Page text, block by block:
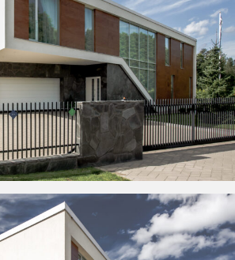
ühendust